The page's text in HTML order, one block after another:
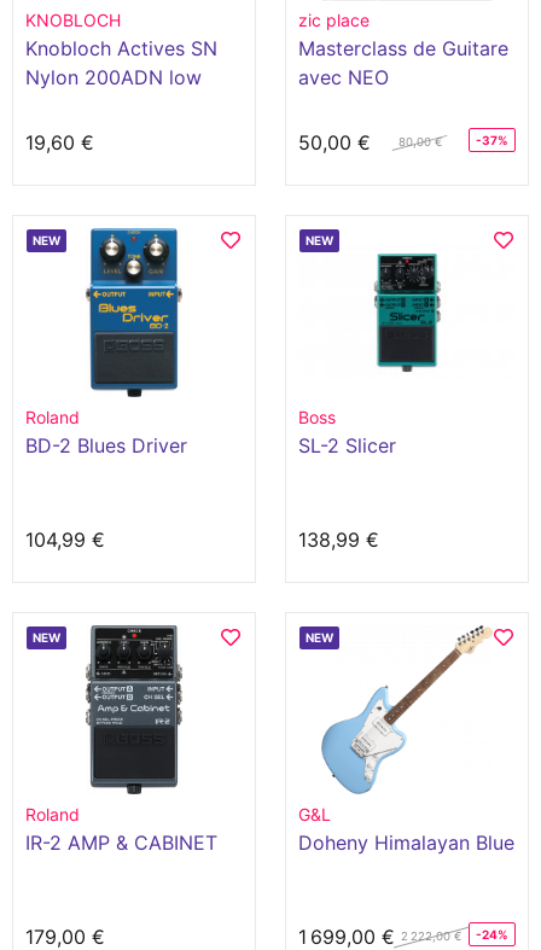
KNOBLOCH
Knobloch Actives SN
Nylon 200ADN low
19,60 €
zic place
Masterclass de Guitare
avec NEO
50,00 € 80,00 € -37%
NEW
Roland
BD-2 Blues Driver
104,99 €
NEW
Boss
SL-2 Slicer
138,99 €
NEW
Roland
IR-2 AMP & CABINET
179,00 €
NEW
G&L
Doheny Himalayan Blue
1 699,00 € 2 222,00 € -24%